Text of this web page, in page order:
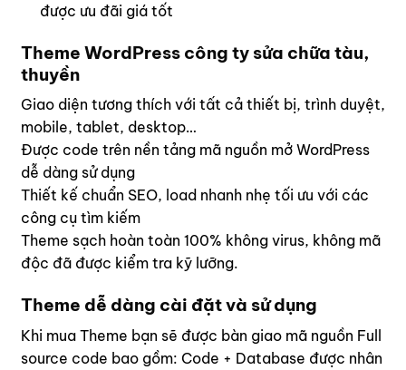
được ưu đãi giá tốt
Theme WordPress công ty sửa chữa tàu,
thuyền
Giao diện tương thích với tất cả thiết bị, trình duyệt,
mobile, tablet, desktop…
Được code trên nền tảng mã nguồn mở WordPress
dễ dàng sử dụng
Thiết kế chuẩn SEO, load nhanh nhẹ tối ưu với các
công cụ tìm kiếm
Theme sạch hoàn toàn 100% không virus, không mã
độc đã được kiểm tra kỹ lưỡng.
Theme dễ dàng cài đặt và sử dụng
Khi mua Theme bạn sẽ được bàn giao mã nguồn Full
source code bao gồm: Code + Database được nhân